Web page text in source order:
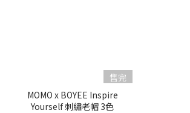
售完
MOMO x BOYEE Inspire
Yourself 刺繡老帽 3色